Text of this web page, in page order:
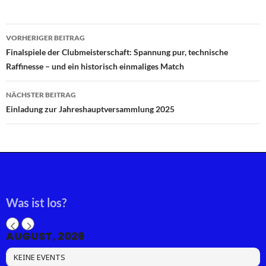
Beitragsnavigation
VORHERIGER BEITRAG
Finalspiele der Clubmeisterschaft: Spannung pur, technische
Raffinesse – und ein historisch einmaliges Match
NÄCHSTER BEITRAG
Einladung zur Jahreshauptversammlung 2025
Was ist los?
AUGUST, 2026
KEINE EVENTS